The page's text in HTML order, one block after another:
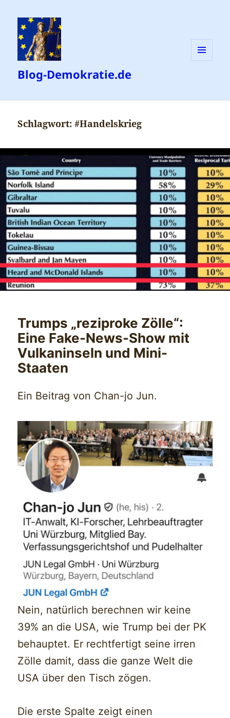
Blog-Demokratie.de
Schlagwort:#Handelskrieg
Trumps „reziproke Zölle“:
Eine Fake-News-Show mit
Vulkaninseln und Mini-
Staaten
Ein Beitrag von Chan-jo Jun.
Nein, natürlich berechnen wir keine
39% an die USA, wie Trump bei der PK
behauptet. Er rechtfertigt seine irren
Zölle damit, dass die ganze Welt die
USA über den Tisch zögen.
Die erste Spalte zeigt einen